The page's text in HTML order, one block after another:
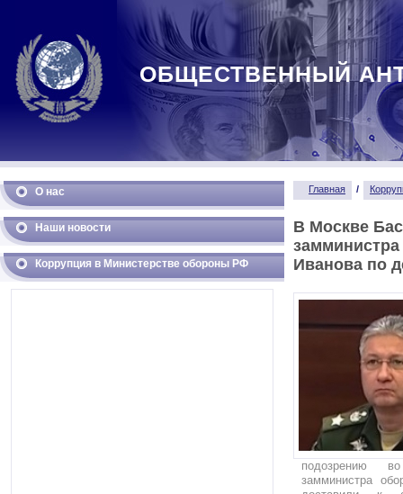
ОБЩЕСТВЕННЫЙ
О нас
Наши новости
Коррупция в Министерстве обороны РФ
Главная /
В Москве
Иванова по
подозрению
замминистра